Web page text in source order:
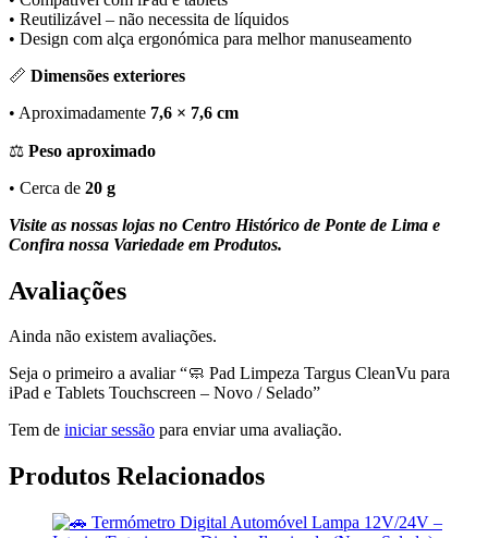
/
Selado
• Reutilizável – não necessita de líquidos
• Design com alça ergonómica para melhor manuseamento
📏 Dimensões exteriores
• Aproximadamente 7,6 × 7,6 cm
⚖ Peso aproximado
• Cerca de 20 g
Visite as nossas lojas no Centro Histórico de Ponte de Lima e
Confira nossa Variedade em Produtos.
Avaliações
Ainda não existem avaliações.
Seja o primeiro a avaliar “🧼 Pad Limpeza Targus CleanVu para
iPad e Tablets Touchscreen – Novo / Selado”
Tem de iniciar sessão para enviar uma avaliação.
Produtos Relacionados